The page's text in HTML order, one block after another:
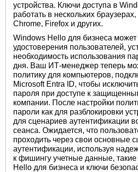
устройства. Ключи доступа в
работать в нескольких
Chrome, Firefox и других.
Windows Hello для бизнеса может
удостоверения пользователей,
необходимость использования
дня. Ваш ИТ-менеджер теперь
политику для компьютеров,
Microsoft Entra ID, чтобы
пароля при доступе к
компании. После настройки
пароли как для разблокировки
для сценариев аутентификации
сеанса. Ожидается, что
проходить через свои основные
аутентификации, используя
к фишингу учетные данные, такие
Hello для бизнеса и ключи